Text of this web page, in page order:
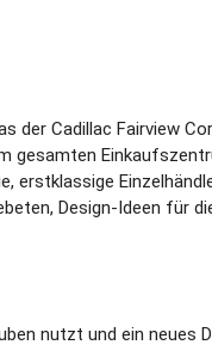
der Cadillac Fairview
gesamten
erstklassige
Design-Ideen für
nutzt und ein neues